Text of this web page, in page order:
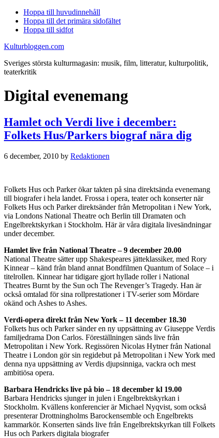
Hoppa till huvudinnehåll
Hoppa till det primära sidofältet
Hoppa till sidfot
Kulturbloggen.com
Sveriges största kulturmagasin: musik, film, litteratur, kulturpolitik,
teaterkritik
Digital evenemang
Hamlet och Verdi live i december:
Folkets Hus/Parkers biograf nära dig
6 december, 2010 by Redaktionen
Folkets Hus och Parker ökar takten på sina direktsända evenemang
till biografer i hela landet. Frossa i opera, teater och konserter när
Folkets Hus och Parker direktsänder från Metropolitan i New York,
via Londons National Theatre och Berlin till Dramaten och
Engelbrektskyrkan i Stockholm. Här är våra digitala livesändningar
under december.
Hamlet live från National Theatre – 9 december 20.00
National Theatre sätter upp Shakespeares jätteklassiker, med Rory
Kinnear – känd från bland annat Bondfilmen Quantum of Solace – i
titelrollen. Kinnear har tidigare gjort hyllade roller i National
Theatres Burnt by the Sun och The Revenger’s Tragedy. Han är
också omtalad för sina rollprestationer i TV-serier som Mördare
okänd och Ashes to Ashes.
Verdi-opera direkt från New York – 11 december 18.30
Folkets hus och Parker sänder en ny uppsättning av Giuseppe Verdis
familjedrama Don Carlos. Föreställningen sänds live från
Metropolitan i New York. Regissören Nicolas Hytner från National
Theatre i London gör sin regidebut på Metropolitan i New York med
denna nya uppsättning av Verdis djupsinniga, vackra och mest
ambitiösa opera.
Barbara Hendricks live på bio – 18 december kl 19.00
Barbara Hendricks sjunger in julen i Engelbrektskyrkan i
Stockholm. Kvällens konferencier är Michael Nyqvist, som också
presenterar Drottningholms Barockensemble och Engelbrekts
kammarkör. Konserten sänds live från Engelbrektskyrkan till Folkets
Hus och Parkers digitala biografer